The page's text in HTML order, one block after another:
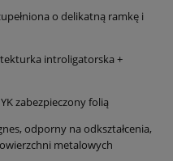
o delikatną ramkę i
introligatorska +
zabezpieczony folią
odporny na odkształcenia,
metalowych